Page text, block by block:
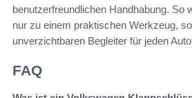
benutzerfreundlichen Handhabung. So
nur zu einem praktischen Werkzeug,
unverzichtbaren Begleiter für jeden
FAQ